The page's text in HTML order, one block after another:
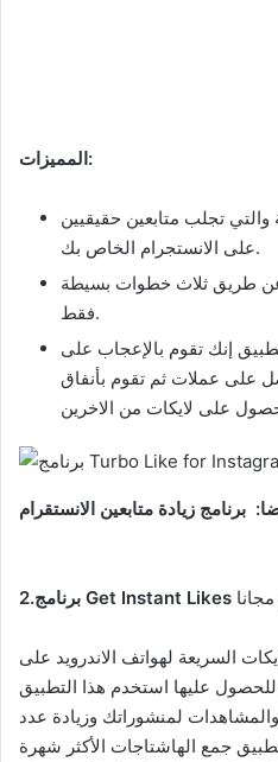
المميزات:
والتي تجلب متابعين حقيقيين
على الانستجرام الخاص بك.
طريق ثلاث خطوات بسيطة
فقط.
إنك تقوم بالإعجاب على
على عملات ثم تقوم بأنفاق
برنامج زيادة متابعين الانستقرام
2.برنامج Get Instant Likes
السريعة لهواتف الاندرويد على
عليها استخدم هذا التطبيق
والمشاهدات لمنشوراتك وزيادة عدد
جمع الهاشتاجات الأكثر شهرة